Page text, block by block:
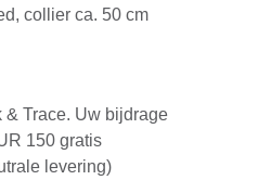
collier ca. 50 cm
& Trace. Uw bijdrage
150 gratis
levering)